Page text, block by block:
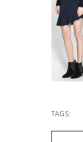
TAGS: